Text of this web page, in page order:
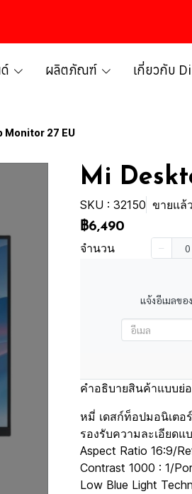
ผลิตภัณฑ์ เกี่ยวกับ
Monitor 27 EU
Mi
SKU : 32150 ขายแล้
฿6,490
จำนวน
แจ้งอีเมลข
คำอธิบายสินค้าแบบย่อ
หมี่ เดสก์ท็อปมอนิเตอ
รองรับความละเอียดแ
Aspect Ratio 16:9/
Contrast 1000 : 1/
Low Blue Light